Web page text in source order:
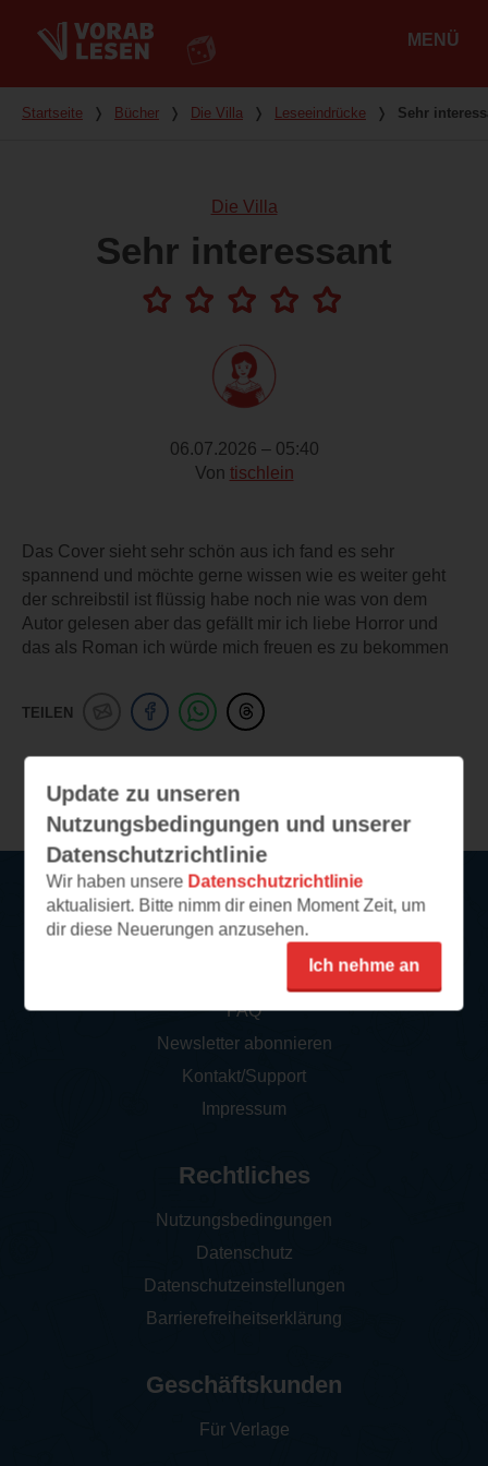
MENÜ
Du bist hier
Startseite ❭ Bücher ❭ Die Villa ❭ Leseeindrücke ❭ Sehr
Die Villa
Sehr interessant
06.07.2026 – 05:40
Von tischlein
Das Cover sieht sehr schön aus ich fand es sehr
spannend und möchte gerne wissen wie es weiter geht
der schreibstil ist flüssig habe noch nie was von dem
Autor gelesen aber das gefällt mir ich liebe Horror und
das als Roman ich würde mich freuen es zu bekommen
TEILEN
Update zu unseren
Nutzungsbedingungen und unserer
Datenschutzrichtlinie
Wir haben unsere Datenschutzrichtlinie
aktualisiert. Bitte nimm dir einen Moment Zeit, um
dir diese Neuerungen anzusehen.
Ich nehme an
Service
FAQ
Newsletter abonnieren
Kontakt/Support
Impressum
Rechtliches
Nutzungsbedingungen
Datenschutz
Datenschutzeinstellungen
Barrierefreiheitserklärung
Geschäftskunden
Für Verlage